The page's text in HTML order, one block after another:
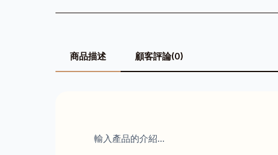
商品描述 顧客評論(0)
輸入產品的介紹...